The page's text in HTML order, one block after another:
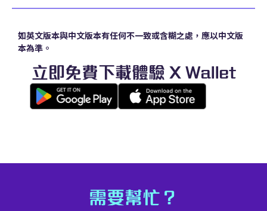
如英文版本與中文版本有任何不一致或含糊之處，應以中文版
本為準。
立即免費下載體驗 X Wallet
需要幫忙？